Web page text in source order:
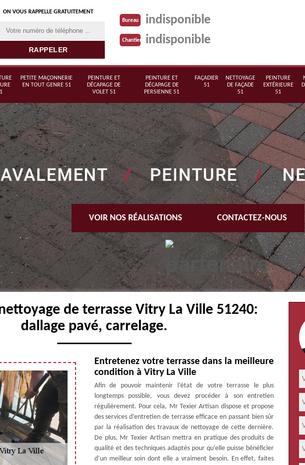
ON VOUS RAPPELLE GRATUITEMENT
Bureau indisponible
Chantier indisponible
PETITE MAÇONNERIE
EN TOUT GENRE 51
PEINTURE ET
DÉCAPAGE DE
VOLET 51
PEINTURE ET
DÉCAPAGE DE
PERSIENNE 51
FAÇADIER
51
NETTOYAGE
DE FAÇADE
51
PEINTURE
EXTÉRIEURE
51
VOIR NOS RÉALISATIONS CONTACTEZ-NOUS
de terrasse Vitry La Ville 51240:
dallage pavé, carrelage.
Entretenez votre terrasse dans la meilleure
condition à Vitry La Ville
Afin de pouvoir maintenir l’état de votre terrasse le plus
longtemps possible, vous devez procéder à son entretien
régulièrement. Pour cela, Mr Texier Artisan dispose et propose
des services d’entretien de terrasse efficace en passant bien sûr
par la réalisation des travaux de nettoyage de cette dernière.
De plus, Mr Texier Artisan mettra en pratique des produits de
qualité et des techniques adaptés pour qu’elle puisse bénéficier
d’un meilleur soin dont elle a vraiment besoin. En effet, faites